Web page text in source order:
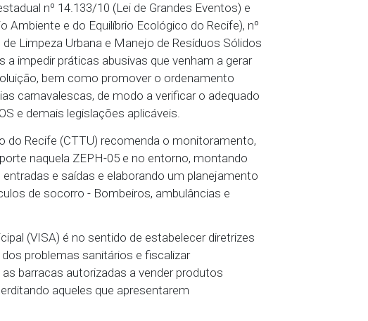
de som e por festas particulares privadas não autorizados
autorizados (agremiações, blocos carnavalescos,
a atividade em desacordo com as licenças concedidas
bem como apoiar os órgãos municipais, a exemplo da
VISA no combate às condutas ilegais, adotando as
da ordem pública e da segurança da população, à
do patrimônio público durante as prévias.
de Controle Urbano (SECON) não licenciar, autorizar
a quaisquer agremiações e eventos que não obedeçam
pela lei estadual nº 14.133/10 (Lei de Grandes Eventos) e
(Código de Limpeza Urbana e Manejo de Resíduos Sólidos
vistas a impedir práticas abusivas que venham a gerar
tipo de poluição, bem como promover o ordenamento
as prévias carnavalescas, de modo a verificar o adequado